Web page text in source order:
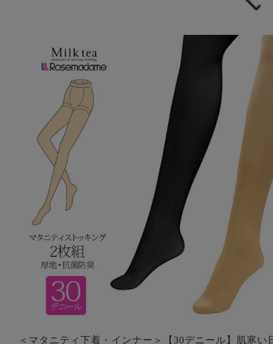
＜マタニティ下着・インナー＞【30デニール】肌寒い